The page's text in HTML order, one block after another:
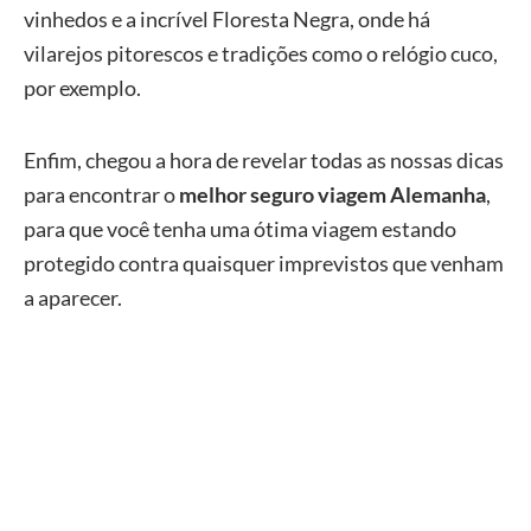
vinhedos e a incrível Floresta Negra, onde há
vilarejos pitorescos e tradições como o relógio cuco,
por exemplo.
Enfim, chegou a hora de revelar todas as nossas dicas
para encontrar omelhor seguro viagem Alemanha,
para que você tenha uma ótima viagem estando
protegido contra quaisquer imprevistos que venham
a aparecer.